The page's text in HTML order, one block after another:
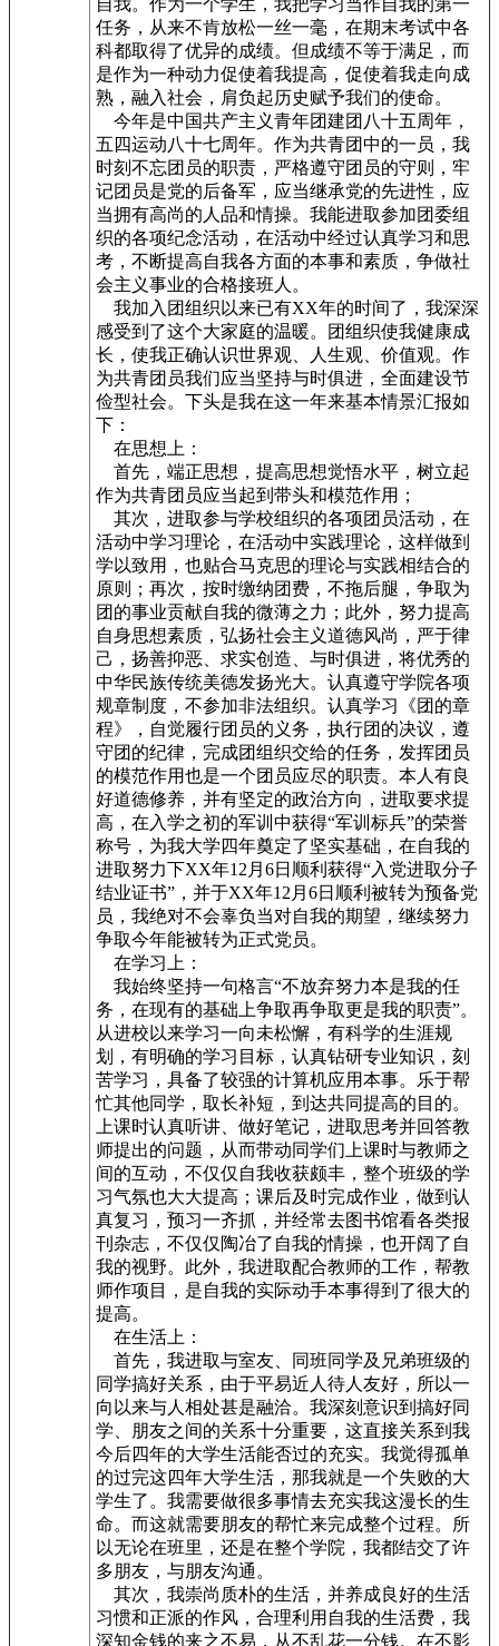
自我。作为一个学生，我把学习当作自我的第一
任务，从来不肯放松一丝一毫，在期末考试中各
科都取得了优异的成绩。但成绩不等于满足，而
是作为一种动力促使着我提高，促使着我走向成
熟，融入社会，肩负起历史赋予我们的使命。
今年是中国共产主义青年团建团八十五周年，
五四运动八十七周年。作为共青团中的一员，我
时刻不忘团员的职责，严格遵守团员的守则，牢
记团员是党的后备军，应当继承党的先进性，应
当拥有高尚的人品和情操。我能进取参加团委组
织的各项纪念活动，在活动中经过认真学习和思
考，不断提高自我各方面的本事和素质，争做社
会主义事业的合格接班人。
我加入团组织以来已有XX年的时间了，我深深
感受到了这个大家庭的温暖。团组织使我健康成
长，使我正确认识世界观、人生观、价值观。作
为共青团员我们应当坚持与时俱进，全面建设节
俭型社会。下头是我在这一年来基本情景汇报如
下：
在思想上：
首先，端正思想，提高思想觉悟水平，树立起
作为共青团员应当起到带头和模范作用；
其次，进取参与学校组织的各项团员活动，在
活动中学习理论，在活动中实践理论，这样做到
学以致用，也贴合马克思的理论与实践相结合的
原则；再次，按时缴纳团费，不拖后腿，争取为
团的事业贡献自我的微薄之力；此外，努力提高
自身思想素质，弘扬社会主义道德风尚，严于律
己，扬善抑恶、求实创造、与时俱进，将优秀的
中华民族传统美德发扬光大。认真遵守学院各项
规章制度，不参加非法组织。认真学习《团的章
程》，自觉履行团员的义务，执行团的决议，遵
守团的纪律，完成团组织交给的任务，发挥团员
的模范作用也是一个团员应尽的职责。本人有良
好道德修养，并有坚定的政治方向，进取要求提
高，在入学之初的军训中获得“军训标兵”的荣誉
称号，为我大学四年奠定了坚实基础，在自我的
进取努力下XX年12月6日顺利获得“入党进取分子
结业证书”，并于XX年12月6日顺利被转为预备党
员，我绝对不会辜负当对自我的期望，继续努力
争取今年能被转为正式党员。
在学习上：
我始终坚持一句格言“不放弃努力本是我的任
务，在现有的基础上争取再争取更是我的职责”。
从进校以来学习一向未松懈，有科学的生涯规
划，有明确的学习目标，认真钻研专业知识，刻
苦学习，具备了较强的计算机应用本事。乐于帮
忙其他同学，取长补短，到达共同提高的目的。
上课时认真听讲、做好笔记，进取思考并回答教
师提出的问题，从而带动同学们上课时与教师之
间的互动，不仅仅自我收获颇丰，整个班级的学
习气氛也大大提高；课后及时完成作业，做到认
真复习，预习一齐抓，并经常去图书馆看各类报
刊杂志，不仅仅陶冶了自我的情操，也开阔了自
我的视野。此外，我进取配合教师的工作，帮教
师作项目，是自我的实际动手本事得到了很大的
提高。
在生活上：
首先，我进取与室友、同班同学及兄弟班级的
同学搞好关系，由于平易近人待人友好，所以一
向以来与人相处甚是融洽。我深刻意识到搞好同
学、朋友之间的关系十分重要，这直接关系到我
今后四年的大学生活能否过的充实。我觉得孤单
的过完这四年大学生活，那我就是一个失败的大
学生了。我需要做很多事情去充实我这漫长的生
命。而这就需要朋友的帮忙来完成整个过程。所
以无论在班里，还是在整个学院，我都结交了许
多朋友，与朋友沟通。
其次，我崇尚质朴的生活，并养成良好的生活
习惯和正派的作风，合理利用自我的生活费，我
深知金钱的来之不易，从不乱花一分钱。在不影